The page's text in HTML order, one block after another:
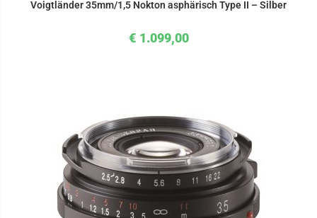
Voigtländer 35mm/1,5 Nokton asphärisch Type II – Silber
€ 1.099,00